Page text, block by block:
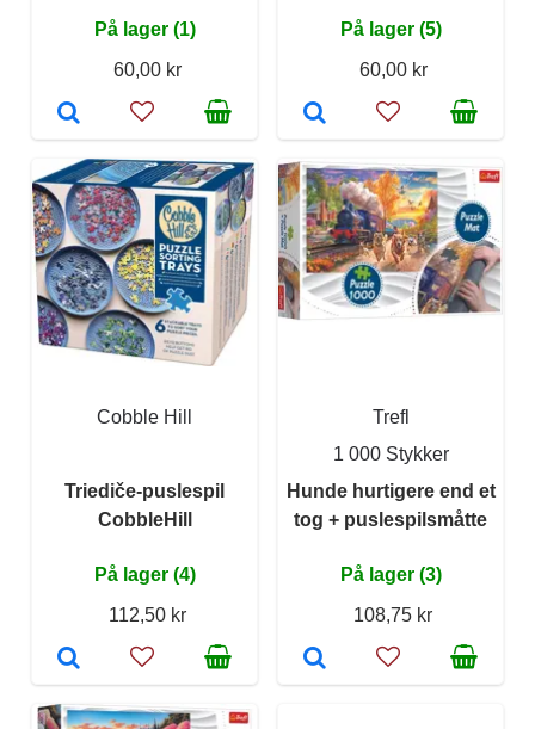
På lager (1)
60,00 kr
På lager (5)
60,00 kr
Cobble Hill
Triediče-puslespil
CobbleHill
På lager (4)
112,50 kr
Trefl
1 000 Stykker
Hunde hurtigere end et
tog + puslespilsmåtte
På lager (3)
108,75 kr